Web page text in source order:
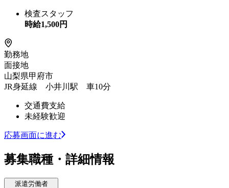
検査スタッフ
時給1,500円
勤務地
面接地
山梨県甲府市
JR身延線 小井川駅 車10分
交通費支給
未経験歓迎
応募画面に進む
募集職種・詳細情報
派遣労働者